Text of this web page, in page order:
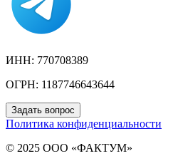
ИНН: 770708389
ОГРН: 1187746643644
Задать вопрос
Политика конфиденциальности
© 2025 ООО «ФАКТУМ»